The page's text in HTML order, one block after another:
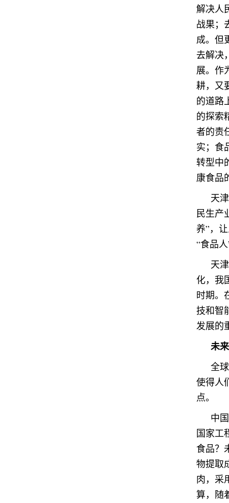
解决人
战果；
成。但
去解决
展。作
耕，又
的道路
的探索
者的责
实；食
转型中
康食品
天
民生产
养”，
“食品
天
化，我
时期。
技和智
发展的
未
全
使得人
点。
中
国家工
食品？
物提取
肉，采
算，随